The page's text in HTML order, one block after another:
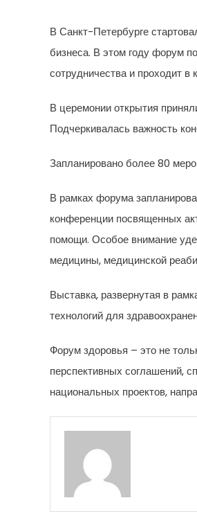
В Санкт-Петербурге
бизнеса. В этом году форум
сотрудничества и проходит в
В церемонии открытия
Подчеркивалась важность
Запланировано более 80
В рамках форума
конференции посвященных
помощи. Особое внимание
медицины, медицинской
Выставка, развернутая в
технологий для
Форум здоровья – это не
перспективных соглашений,
национальных проектов,